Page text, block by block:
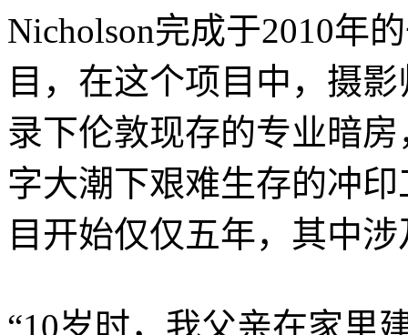
Nicholson完成于2010年
目，在这个项目中，摄
录下伦敦现存的专业暗
字大潮下艰难生存的冲
目开始仅仅五年，其中
“10岁时，我父亲在家里